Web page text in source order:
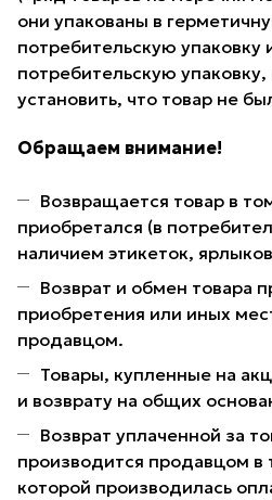
они упакованы в
потребительскую упаковку
потребительскую
установить, что товар не
Обращаем внимание!
Возвращается товар в
приобретался (в
наличием этикеток,
Возврат и обмен товара
приобретения или иных
продавцом.
Товары, купленные на
и возврату на общих
Возврат уплаченной за
производится продавцом в
которой производилась